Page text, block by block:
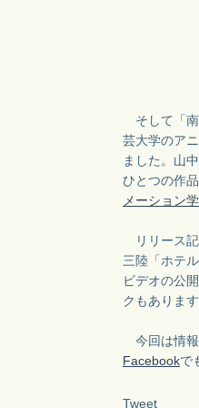
そして「南
芸大学のア
ました。山
ひとつの作
メーション
リリース記
三陸「ホテ
ビデオの公
クもありま
今回は情報
Facebookで
Tweet